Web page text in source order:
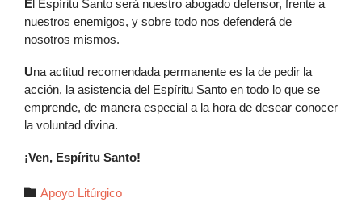
El Espíritu Santo será nuestro abogado defensor, frente a
nuestros enemigos, y sobre todo nos defenderá de
nosotros mismos.
Una actitud recomendada permanente es la de pedir la
acción, la asistencia del Espíritu Santo en todo lo que se
emprende, de manera especial a la hora de desear conocer
la voluntad divina.
¡Ven, Espíritu Santo!
 Autor
Apoyo Litúrgico